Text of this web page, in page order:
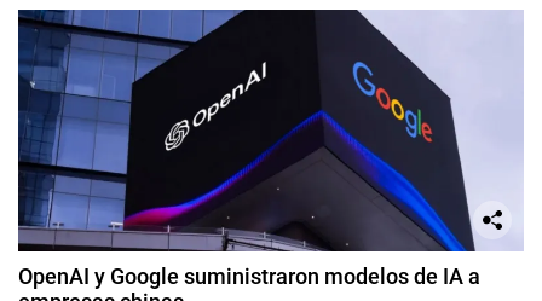
OpenAI y Google suministraron modelos de IA a